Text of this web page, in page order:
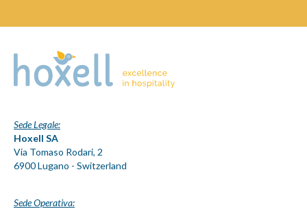
Sede Legale:
Hoxell SA
Via Tomaso Rodari, 2
6900 Lugano - Switzerland
Sede Operativa: